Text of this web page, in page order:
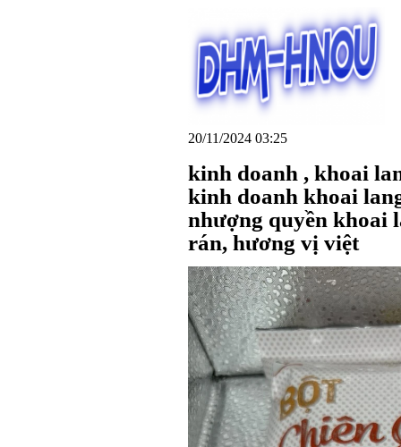
20/11/2024 03:25
kinh doanh , khoai
kinh doanh khoai
nhượng quyền khoai
rán, hương vị việt